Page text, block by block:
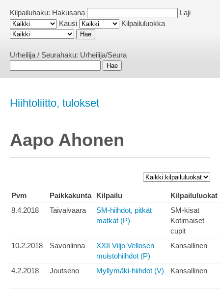
Kilpailuhaku: Hakusana
Laji
Kausi
Kilpailuluokka
Urheilija / Seurahaku: Urheilija/Seura
Hiihtoliitto, tulokset
Aapo Ahonen
Pvm Paikkakunta Kilpailu
Kilpailuluokat
8.4.2018
Taivalvaara
SM-hiihdot, pitkät
matkat (P)
SM-kisat
Kotimaiset
cupit
10.2.2018
Savonlinna
XXII Viljo Vellosen
muistohiihdot (P)
Kansallinen
4.2.2018 Joutseno Myllymäki-hiihdot (V) Kansallinen